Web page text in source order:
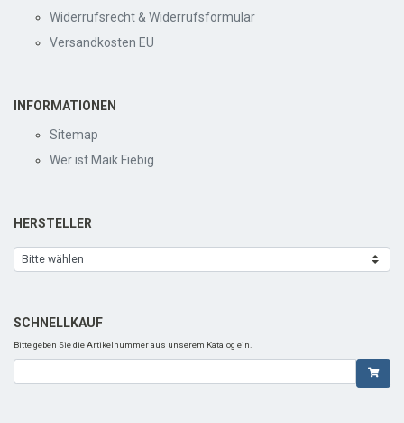
Widerrufsrecht & Widerrufsformular
Versandkosten EU
INFORMATIONEN
Sitemap
Wer ist Maik Fiebig
HERSTELLER
SCHNELLKAUF
Bitte geben Sie die Artikelnummer aus unserem Katalog ein.